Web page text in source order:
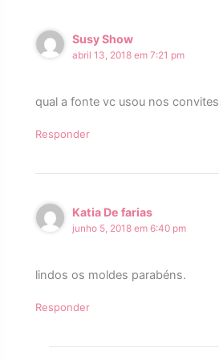
Susy Show
abril 13, 2018 em 7:21 pm
qual a fonte vc usou nos convites
Responder
Katia De farias
junho 5, 2018 em 6:40 pm
lindos os moldes parabéns.
Responder